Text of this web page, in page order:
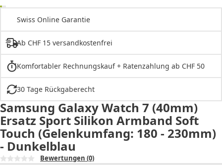
Swiss Online Garantie
Ab CHF 15 versandkostenfrei
Komfortabler Rechnungskauf + Ratenzahlung ab CHF 50
30 Tage Rückgaberecht
Samsung Galaxy Watch 7 (40mm)
Ersatz Sport Silikon Armband Soft
Touch (Gelenkumfang: 180 - 230mm)
- Dunkelblau
Bewertungen (0)